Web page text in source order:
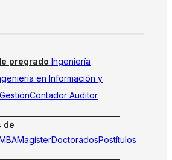
pregrado Ingeniería
en Información y
Contador Auditor
de
MagísterDoctoradosPostítulos